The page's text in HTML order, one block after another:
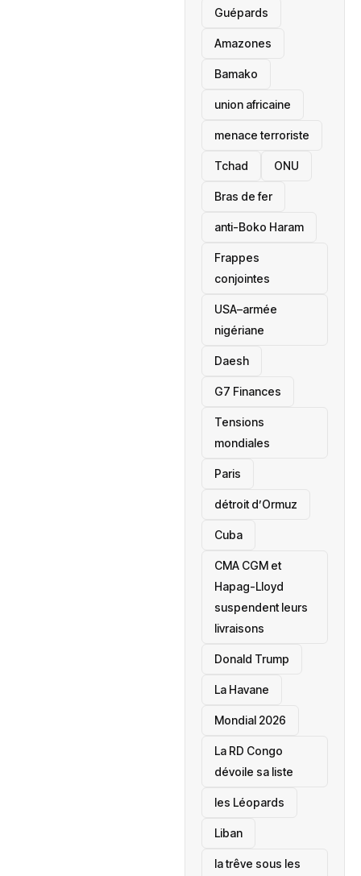
Guépards
Amazones
Bamako
union africaine
menace terroriste
‎Tchad ONU
Bras de fer
anti-Boko Haram
Frappes
conjointes
USA–armée
nigériane
Daesh
‎G7 Finances
Tensions
mondiales
Paris
détroit d’Ormuz
‎Cuba
CMA CGM et
Hapag-Lloyd
suspendent leurs
livraisons
Donald Trump
La Havane
Mondial 2026
La RD Congo
dévoile sa liste
les Léopards
‎Liban
la trêve sous les